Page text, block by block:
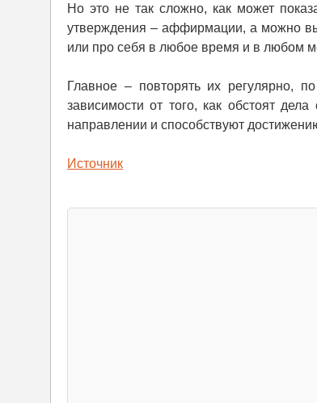
Но это не так сложно, как может
утверждения – аффирмации, а можно
или про себя в любое время и в любом
Главное – повторять их регулярно,
зависимости от того, как обстоят
направлении и способствуют
Источник